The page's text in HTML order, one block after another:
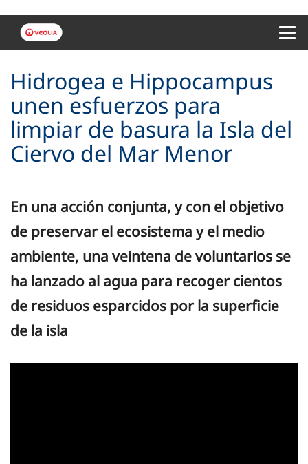
Hidrogea e Hippocampus
unen esfuerzos para
limpiar de basura la Isla del
Ciervo del Mar Menor
En una acción conjunta, y con el objetivo
de preservar el ecosistema y el medio
ambiente, una veintena de voluntarios se
ha lanzado al agua para recoger cientos
de residuos esparcidos por la superficie
de la isla